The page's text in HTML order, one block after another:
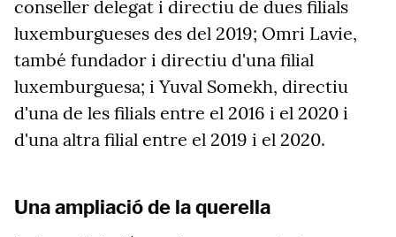
conseller delegat i directiu de dues filials
luxemburgueses des del 2019; Omri Lavie,
també fundador i directiu d'una filial
luxemburguesa; i Yuval Somekh, directiu
d'una de les filials entre el 2016 i el 2020 i
d'una altra filial entre el 2019 i el 2020.
Una ampliació de la querella